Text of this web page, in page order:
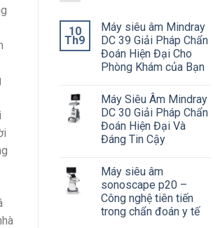
10
Th9
Máy siêu âm Mindray
DC 39 Giải Pháp Chẩn
Đoán Hiện Đại Cho
Phòng Khám của Bạn
Máy Siêu Âm Mindray
DC 30 Giải Pháp Chẩn
Đoán Hiện Đại Và
Đáng Tin Cậy
Máy siêu âm
sonoscape p20 –
Công nghệ tiên tiến
trong chẩn đoán y tế